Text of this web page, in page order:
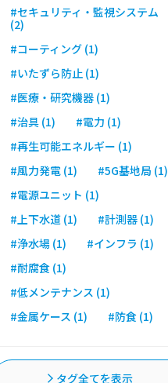
#セキュリティ・監視システム
(2)
#コーティング (1)
#いたずら防止 (1)
#医療・研究機器 (1)
#治具 (1)
#電力 (1)
#再生可能エネルギー (1)
#風力発電 (1)
#5G基地局 (1)
#電源ユニット (1)
#上下水道 (1)
#計測器 (1)
#浄水場 (1)
#インフラ (1)
#耐腐食 (1)
#低メンテナンス (1)
#金属ケース (1)
#防食 (1)
タグ全てを表示